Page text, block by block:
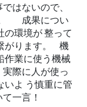
はないので、
。 成果につい
の環境が 整って
がります。 機
作業に使う機械
際に人が使っ
いよ う慎重に管
て一言！